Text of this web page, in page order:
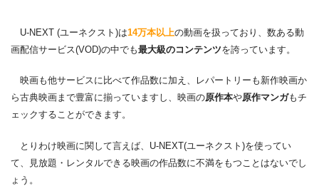
U-NEXT (ユーネクスト)は14万本以上の動画を扱っており、数ある動
画配信サービス(VOD)の中でも最大級のコンテンツを誇っています。
映画も他サービスに比べて作品数に加え、レパートリーも新作映画か
ら古典映画まで豊富に揃っていますし、映画の原作本や原作マンガもチ
ェックすることができます。
とりわけ映画に関して言えば、U-NEXT(ユーネクスト)を使ってい
て、見放題・レンタルできる映画の作品数に不満をもつことはないでし
ょう。